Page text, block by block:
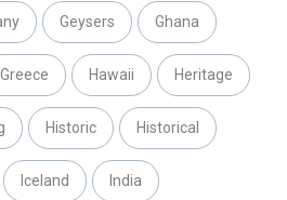
Geysers Ghana
Greece Hawaii Heritage
Historic Historical
Iceland India